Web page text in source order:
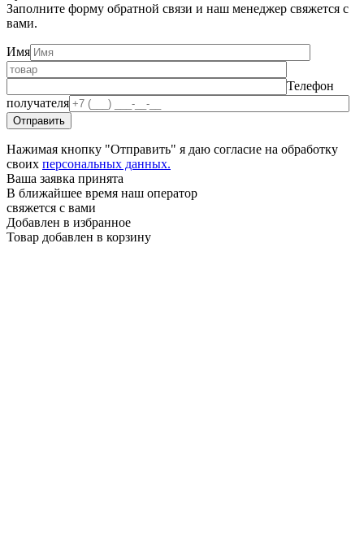
Заполните форму обратной связи и наш менеджер свяжется с
вами.
Имя
Телефон
получателя
Нажимая кнопку "Отправить" я даю согласие на обработку
своих персональных данных.
Ваша заявка принята
В ближайшее время наш оператор
свяжется с вами
Добавлен в избранное
Товар добавлен в корзину